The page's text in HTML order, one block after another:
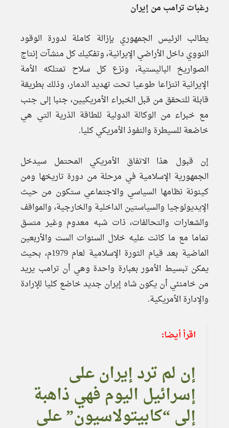
رغبات ترامب من إيران
يطالب الرئيس الجمهوري بإزالة كاملة لدورة الوقود
النووي داخل الأراضي الإيرانية، وتفكيك كل منشآت إنتاج
الصواريخ الباليستية، ونزع كل سلاح تمتلكه الأمة
الإيرانية انتزاعا طوعيا تحت تهديد الدمار، وذلك بطريقة
قابلة للتحقق من قبل الخبراء الأمريكيين، جنبا إلى جنب
مع خبراء من الوكالة الدولية للطاقة الذرية التي هي
خاضعة للسيطرة والنفوذ الأمريكي كليا.
إن قبول هذا الاتفاق الأمريكي المحتمل سيدخل
الجمهورية الإسلامية في مرحلة من دورة تاريخها ومن
كينونة نظامها السياسي والاجتماعي ستكون من حيث
الإيديولوجيا والسياستين الداخلية والخارجية، والمواقف
والشعارات والتحالفات، ذات شبه معدوم وغير متسق
تماما مع ما كانت عليه خلال السنوات الست والأربعين
الماضية بعد قيام الثورة الإسلامية لعام 1979م، بحيث
يمكن تبسيط الأمور بعبارة واحدة وهي أن ترامب يريد
من خامنئي أن يكون شاه إيران جديد خاضع كليا للإرادة
والإدارة الأمريكية.
اقرأ أيضا:
إن لم ترد إيران على
إسرائيل اليوم فهي ذاهبة
إلى “كابيتولاسيون” على